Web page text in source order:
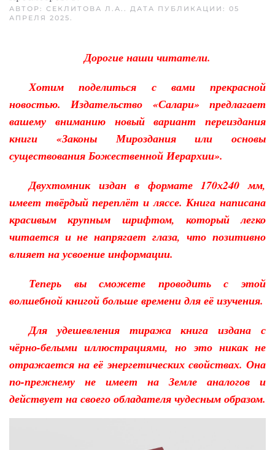
АВТОР: СЕКЛИТОВА Л.А.. ДАТА ПУБЛИКАЦИИ: 05
АПРЕЛЯ 2025.
Дорогие наши читатели.
Хотим поделиться с вами прекрасной
новостью. Издательство «Салари» предлагает
вашему вниманию новый вариант переиздания
книги «Законы Мироздания или основы
существования Божественной Иерархии».
Двухтомник издан в формате 170х240 мм,
имеет твёрдый переплёт и ляссе. Книга написана
красивым крупным шрифтом, который легко
читается и не напрягает глаза, что позитивно
влияет на усвоение информации.
Теперь вы сможете проводить с этой
волшебной книгой больше времени для её изучения.
Для удешевления тиража книга издана с
чёрно-белыми иллюстрациями, но это никак не
отражается на её энергетических свойствах. Она
по-прежнему не имеет на Земле аналогов и
действует на своего обладателя чудесным образом.